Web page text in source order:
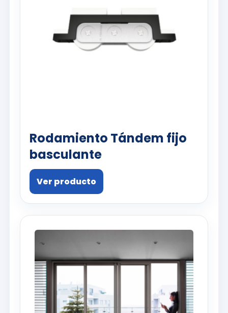
Rodamiento Tándem fijo
basculante
Ver producto